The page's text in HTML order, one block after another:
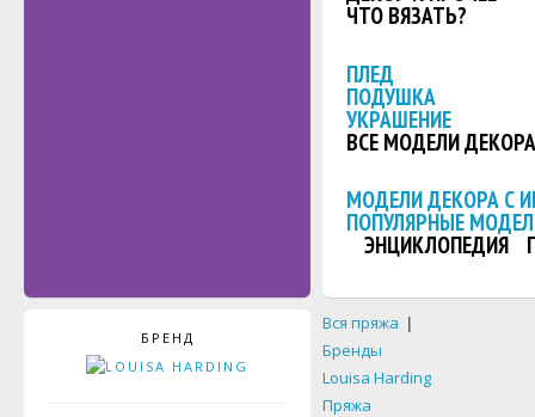
ЧТО ВЯЗАТЬ?
ПЛЕД
ПОДУШКА
УКРАШЕНИЕ
ВСЕ МОДЕЛИ ДЕКОРА
МОДЕЛИ ДЕКОРА С
ПОПУЛЯРНЫЕ
ЭНЦИКЛОПЕДИЯ
БРЕНД
Вся пряжа |
Бренды
Louisa Harding
Пряжа